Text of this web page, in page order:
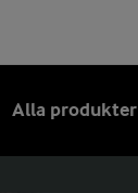
Alla produkter